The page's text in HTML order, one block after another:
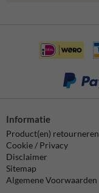
Informatie
Product(en) retourneren
Cookie / Privacy
Disclaimer
Sitemap
Algemene Voorwaarden